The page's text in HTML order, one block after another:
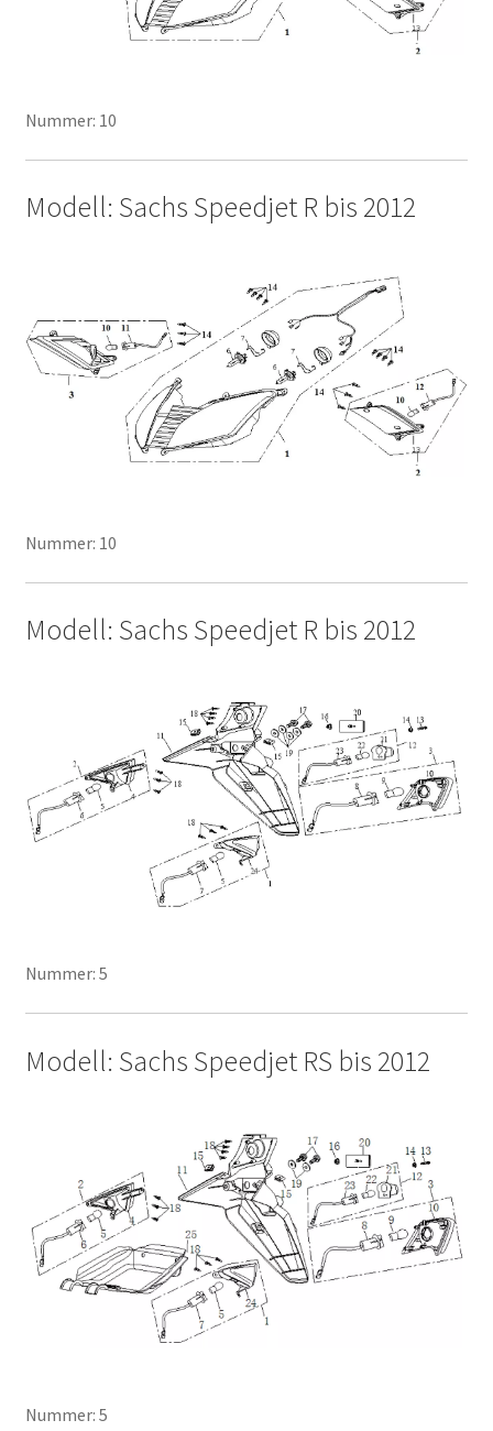
Nummer: 10
Modell: Sachs Speedjet R bis 2012
Nummer: 10
Modell: Sachs Speedjet R bis 2012
Nummer: 5
Modell: Sachs Speedjet RS bis 2012
Nummer: 5